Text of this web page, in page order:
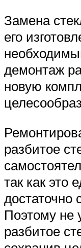
Замена
его
демонтаж
новую
разбитое
так как это
достаточно
Поэтому не
разбитое